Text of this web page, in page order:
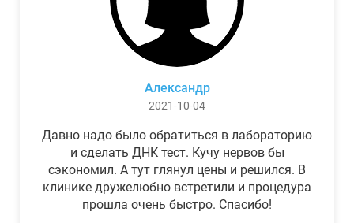
Александр
2021-10-04
Давно надо было обратиться в лабораторию
и сделать ДНК тест. Кучу нервов бы
сэкономил. А тут глянул цены и решился. В
клинике дружелюбно встретили и процедура
прошла очень быстро. Спасибо!